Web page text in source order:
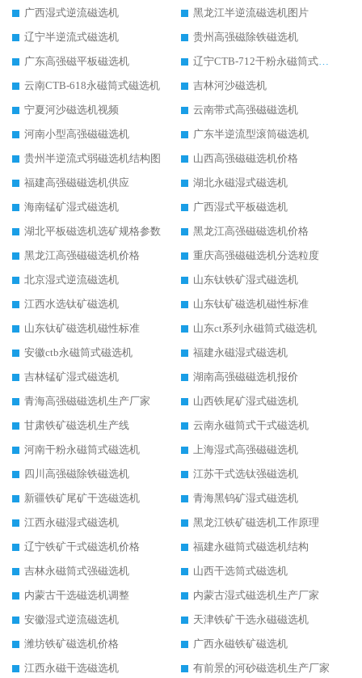
广西湿式逆流磁选机
黑龙江半逆流磁选机图片
辽宁半逆流式磁选机
贵州高强磁除铁磁选机
广东高强磁平板磁选机
辽宁CTB-712干粉永磁筒式磁选机
云南CTB-618永磁筒式磁选机
吉林河沙磁选机
宁夏河沙磁选机视频
云南带式高强磁磁选机
河南小型高强磁磁选机
广东半逆流型滚筒磁选机
贵州半逆流式弱磁选机结构图
山西高强磁磁选机价格
福建高强磁磁选机供应
湖北永磁湿式磁选机
海南锰矿湿式磁选机
广西湿式平板磁选机
湖北平板磁选机选矿规格参数
黑龙江高强磁磁选机价格
黑龙江高强磁磁选机价格
重庆高强磁磁选机分选粒度
北京湿式逆流磁选机
山东钛铁矿湿式磁选机
江西水选钛矿磁选机
山东钛矿磁选机磁性标准
山东钛矿磁选机磁性标准
山东ct系列永磁筒式磁选机
安徽ctb永磁筒式磁选机
福建永磁湿式磁选机
吉林锰矿湿式磁选机
湖南高强磁磁选机报价
青海高强磁磁选机生产厂家
山西铁尾矿湿式磁选机
甘肃铁矿磁选机生产线
云南永磁筒式干式磁选机
河南干粉永磁筒式磁选机
上海湿式高强磁磁选机
四川高强磁除铁磁选机
江苏干式选钛强磁选机
新疆铁矿尾矿干选磁选机
青海黑钨矿湿式磁选机
江西永磁湿式磁选机
黑龙江铁矿磁选机工作原理
辽宁铁矿干式磁选机价格
福建永磁筒式磁选机结构
吉林永磁筒式强磁选机
山西干选筒式磁选机
内蒙古干选磁选机调整
内蒙古湿式磁选机生产厂家
安徽湿式逆流磁选机
天津铁矿干选永磁磁选机
潍坊铁矿磁选机价格
广西永磁铁矿磁选机
江西永磁干选磁选机
有前景的河砂磁选机生产厂家